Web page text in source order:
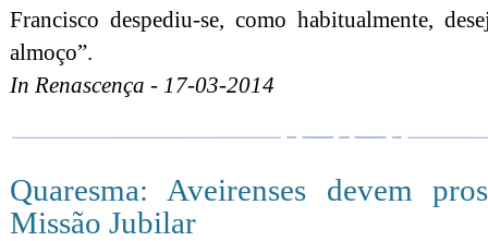
Francisco despediu-se, como habitualmente,
almoço”.
In Renascença - 17-03-2014
Quaresma: Aveirenses devem
Missão Jubilar